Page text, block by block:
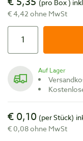
(pro Box )
€ 4,42 ohne MwSt
Auf Lager
€ 0,10 (per Stück)
€ 0,08 ohne MwSt